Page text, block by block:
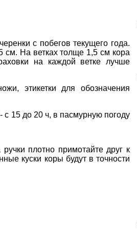
с побегов текущего года.
см. На ветках толще 1,5 см кора
на каждой ветке лучше
этикетки для обозначения
с 15 до 20 ч, в пасмурную погоду
плотно примотайте друг к
куски коры будут в точности